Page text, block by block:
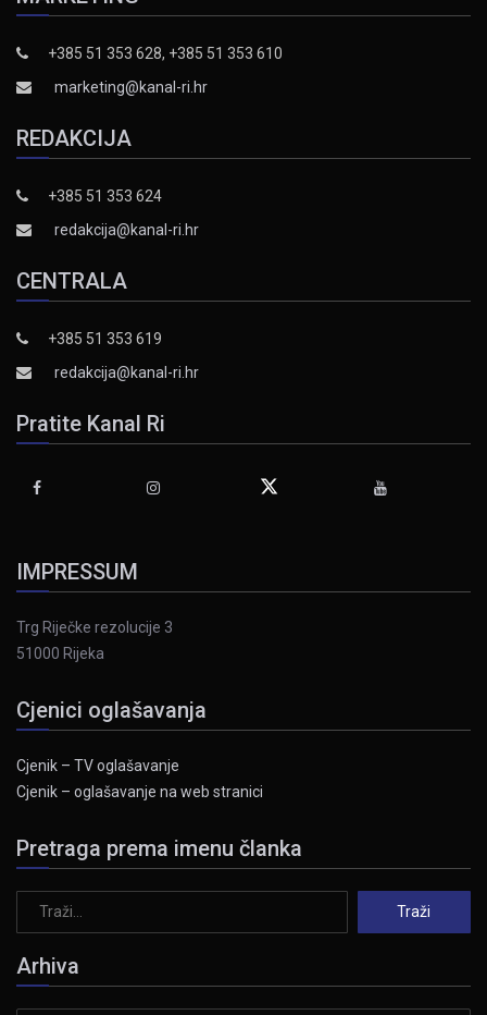
+385 51 353 628, +385 51 353 610
marketing@kanal-ri.hr
REDAKCIJA
+385 51 353 624
redakcija@kanal-ri.hr
CENTRALA
+385 51 353 619
redakcija@kanal-ri.hr
Pratite Kanal Ri
IMPRESSUM
Trg Riječke rezolucije 3
51000 Rijeka
Cjenici oglašavanja
Cjenik – TV oglašavanje
Cjenik – oglašavanje na web stranici
Pretraga prema imenu članka
Arhiva